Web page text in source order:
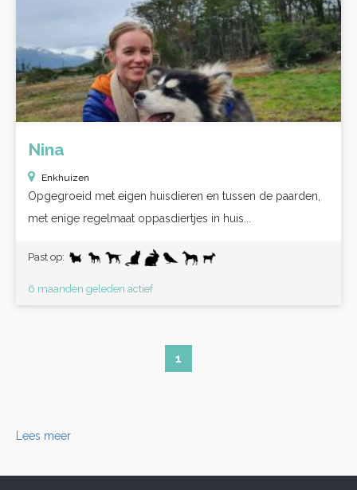
Nina
Enkhuizen
Opgegroeid met eigen huisdieren en tussen de paarden,
met enige regelmaat oppasdiertjes in huis...
Past op:
6 maanden geleden actief
1
Lees meer